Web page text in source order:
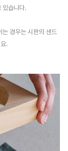
있습니다.
경우는 시판의 샌드
.